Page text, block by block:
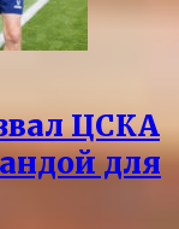
ЦСКА
для